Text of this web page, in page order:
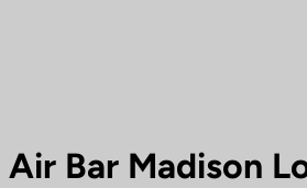
Air Bar Madison